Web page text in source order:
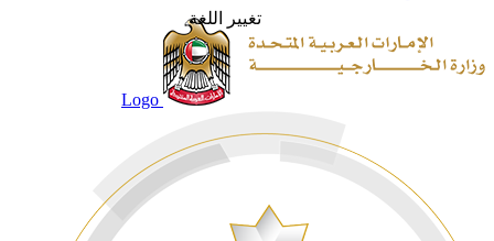
تغيير اللغة
Logo